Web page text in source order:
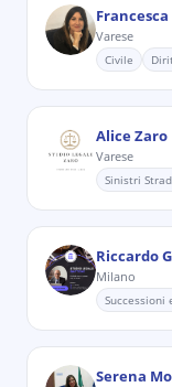
Varese
Civile
Alice Zaro
Varese
Sinistri
Riccardo
Milano
Successioni
Serena